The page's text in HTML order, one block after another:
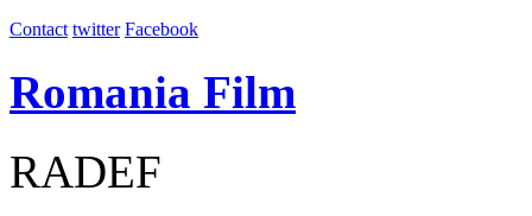
Contact twitter Facebook
Romania Film
RADEF